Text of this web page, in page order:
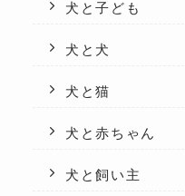
犬と子ども
犬と犬
犬と猫
犬と赤ちゃん
犬と飼い主